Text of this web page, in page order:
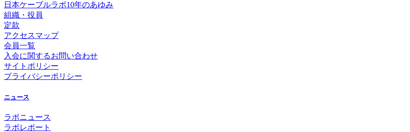
日本ケーブルラボ10年のあゆみ
組織・役員
定款
アクセスマップ
会員一覧
入会に関するお問い合わせ
サイトポリシー
プライバシーポリシー
ニュース
ラボニュース
ラボレポート